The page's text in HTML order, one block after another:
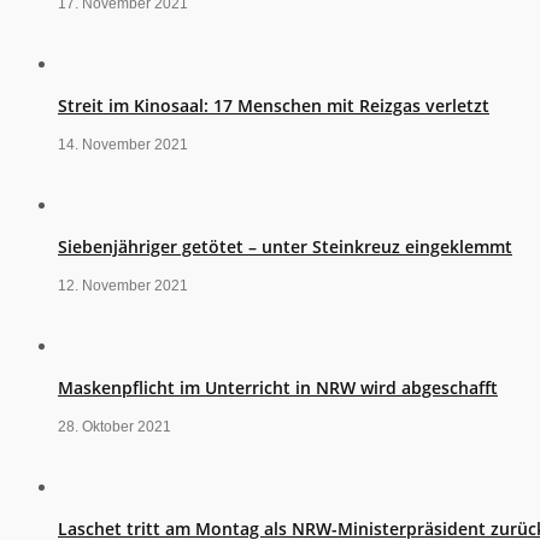
17. November 2021
Streit im Kinosaal: 17 Menschen mit Reizgas verletzt
14. November 2021
Siebenjähriger getötet – unter Steinkreuz eingeklemmt
12. November 2021
Maskenpflicht im Unterricht in NRW wird abgeschafft
28. Oktober 2021
Laschet tritt am Montag als NRW-Ministerpräsident